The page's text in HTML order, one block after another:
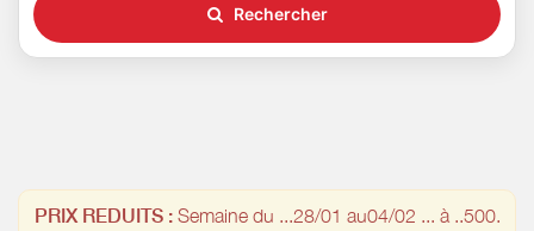
Rechercher
PRIX REDUITS :Semaine du ...28/01 au04/02 ... à ..500.